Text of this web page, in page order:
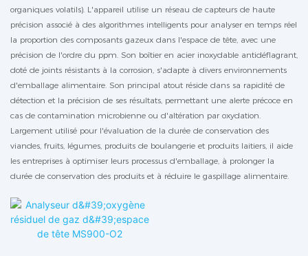
organiques volatils). L'appareil utilise un réseau de capteurs de haute
précision associé à des algorithmes intelligents pour analyser en temps réel
la proportion des composants gazeux dans l'espace de tête, avec une
précision de l'ordre du ppm. Son boîtier en acier inoxydable antidéflagrant,
doté de joints résistants à la corrosion, s'adapte à divers environnements
d'emballage alimentaire. Son principal atout réside dans sa rapidité de
détection et la précision de ses résultats, permettant une alerte précoce en
cas de contamination microbienne ou d'altération par oxydation.
Largement utilisé pour l'évaluation de la durée de conservation des
viandes, fruits, légumes, produits de boulangerie et produits laitiers, il aide
les entreprises à optimiser leurs processus d'emballage, à prolonger la
durée de conservation des produits et à réduire le gaspillage alimentaire.